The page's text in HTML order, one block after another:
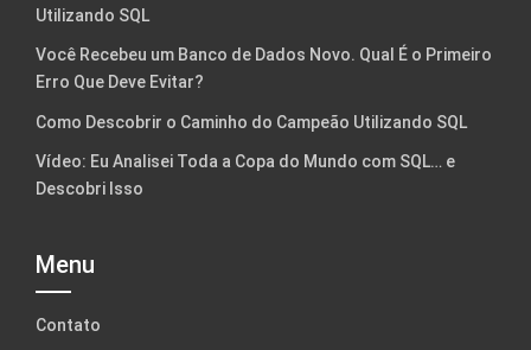
Utilizando SQL
Você Recebeu um Banco de Dados Novo. Qual É o Primeiro
Erro Que Deve Evitar?
Como Descobrir o Caminho do Campeão Utilizando SQL
Vídeo: Eu Analisei Toda a Copa do Mundo com SQL… e
Descobri Isso
Menu
Contato